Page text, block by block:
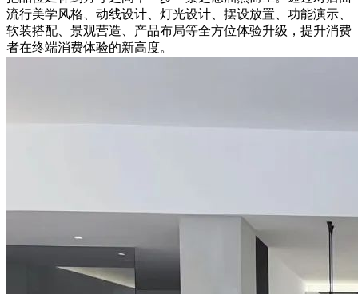
流行美学风格、动线设计、灯光设计、摆设放置、功能演示、
软装搭配、景观营造、产品布局等全方位体验升级，提升消费
者在终端消费体验的新高度。